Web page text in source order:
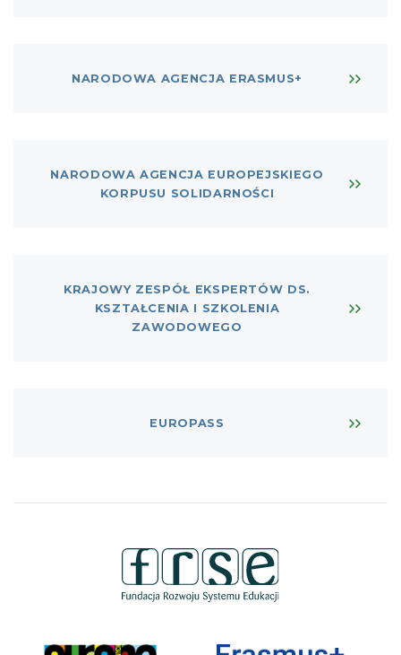
NARODOWA AGENCJA ERASMUS+
NARODOWA AGENCJA EUROPEJSKIEGO
KORPUSU SOLIDARNOŚCI
KRAJOWY ZESPÓŁ EKSPERTÓW DS.
KSZTAŁCENIA I SZKOLENIA
ZAWODOWEGO
EUROPASS